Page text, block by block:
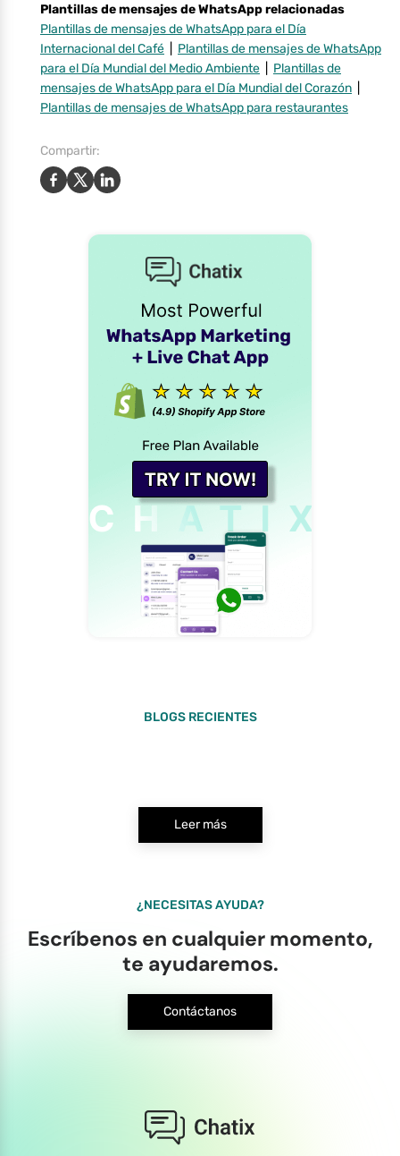
Plantillas de mensajes de WhatsApp relacionadas
Plantillas de mensajes de WhatsApp para el Día
Internacional del Café
Plantillas de mensajes de WhatsApp
para el Día Mundial del Medio Ambiente
Plantillas de
mensajes de WhatsApp para el Día Mundial del Corazón
Plantillas de mensajes de WhatsApp para restaurantes
Compartir:
BLOGS RECIENTES
Leer más
¿NECESITAS AYUDA?
Escríbenos en cualquier momento,
te ayudaremos.
Contáctanos